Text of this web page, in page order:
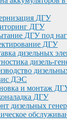
ДГУ
ДГУ
ДГУ под
ДГУ
дизельных
дизель-
ДЭС
и монтаж
ДГУ
дизельных